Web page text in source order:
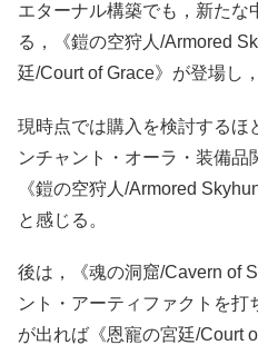
エターナル構築でも，新たな
る，《鎧の空狩人/Armored
廷/Court of Grace》が登場し
現時点では購入を検討するほ
ンチャント・オーラ・装備品
《鎧の空狩人/Armored
と感じる。
後は，《魂の洞窟/Cavern of
ント・アーティファクトを
が出れば《恩寵の宮廷/Court